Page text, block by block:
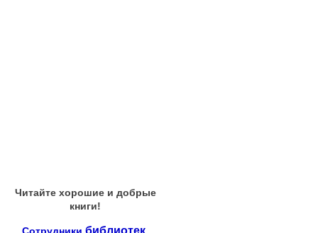
Читайте хорошие и добрые
книги!
библиотек